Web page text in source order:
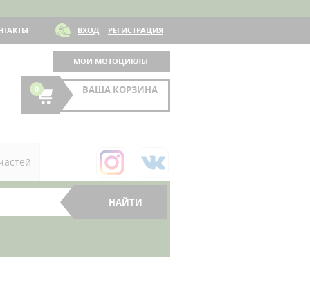
ВХОД РЕГИСТРАЦИЯ
МОИ МОТОЦИКЛЫ
0 ВАША КОРЗИНА